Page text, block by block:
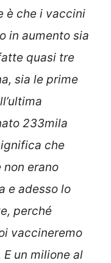
è che i vaccini
in aumento sia
quasi tre
sia le prime
233mila
che
erano
e adesso lo
perché
vaccineremo
un milione al